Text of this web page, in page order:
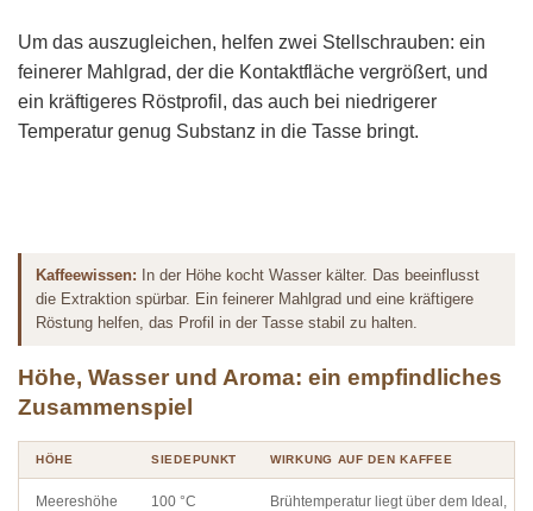
Um das auszugleichen, helfen zwei Stellschrauben: ein
feinerer Mahlgrad, der die Kontaktfläche vergrößert, und
ein kräftigeres Röstprofil, das auch bei niedrigerer
Temperatur genug Substanz in die Tasse bringt.
Kaffeewissen: In der Höhe kocht Wasser kälter. Das beeinflusst
die Extraktion spürbar. Ein feinerer Mahlgrad und eine kräftigere
Röstung helfen, das Profil in der Tasse stabil zu halten.
Höhe, Wasser und Aroma: ein empfindliches
Zusammenspiel
HÖHE SIEDEPUNKT WIRKUNG AUF DEN KAFFEE
Meereshöhe 100 °C
Brühtemperatur liegt über dem Ideal,